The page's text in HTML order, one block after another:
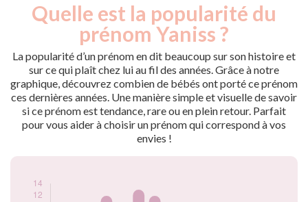
Quelle est la popularité du
prénom Yaniss ?
La popularité d’un prénom en dit beaucoup sur son histoire et
sur ce qui plaît chez lui au fil des années. Grâce à notre
graphique, découvrez combien de bébés ont porté ce prénom
ces dernières années. Une manière simple et visuelle de savoir
si ce prénom est tendance, rare ou en plein retour. Parfait
pour vous aider à choisir un prénom qui correspond à vos
envies !
Année
Nouveaux-
nés
2010
10
2011
10
2012
12
2013
8
2014
13
2015
12
2021